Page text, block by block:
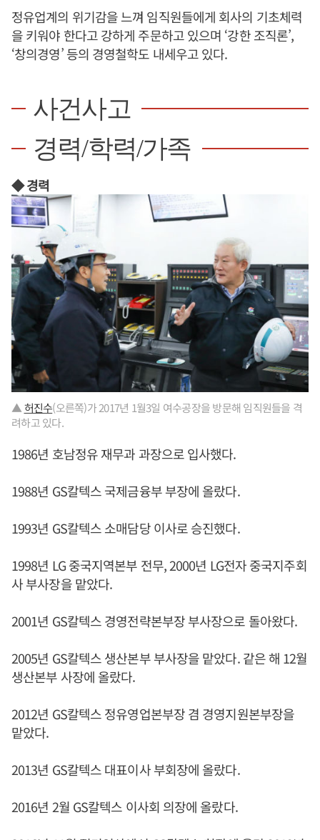
정유업계의 위기감을 느껴 임직원들에게 회사의 기초체력
을 키워야 한다고 강하게 주문하고 있으며 ‘강한 조직론’,
‘창의경영’ 등의 경영철학도 내세우고 있다.
사건사고
경력/학력/가족
◆ 경력
▲허진수(오른쪽)가 2017년 1월3일 여수공장을 방문해 임직원들을 격
려하고 있다.
1986년 호남정유 재무과 과장으로 입사했다.
1988년 GS칼텍스 국제금융부 부장에 올랐다.
1993년 GS칼텍스 소매담당 이사로 승진했다.
1998년 LG 중국지역본부 전무, 2000년 LG전자 중국지주회
사 부사장을 맡았다.
2001년 GS칼텍스 경영전략본부장 부사장으로 돌아왔다.
2005년 GS칼텍스 생산본부 부사장을 맡았다. 같은 해 12월
생산본부 사장에 올랐다.
2012년 GS칼텍스 정유영업본부장 겸 경영지원본부장을
맡았다.
2013년 GS칼텍스 대표이사 부회장에 올랐다.
2016년 2월 GS칼텍스 이사회 의장에 올랐다.